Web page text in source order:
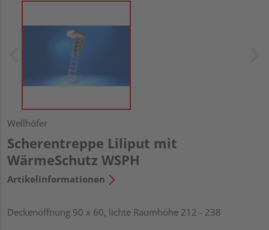
Wellhöfer
Scherentreppe Liliput mit
WärmeSchutz WSPH
Artikelinformationen
Deckenöffnung 90 x 60, lichte Raumhöhe 212 - 238